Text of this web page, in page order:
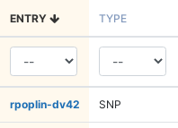
ENTRY TYPE
rpoplin-dv42 SNP